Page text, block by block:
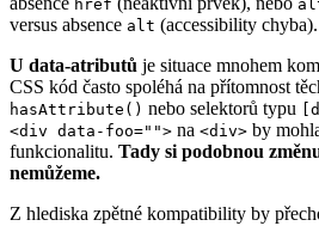
href
versus absence alt (accessibility chyba).
U data-atributů je situace mnohem
CSS kód často spoléhá na přítomnost
hasAttribute() nebo selektorů typu
<div data-foo=""> na <div> by
funkcionalitu. Tady si podobnou
nemůžeme.
Z hlediska zpětné kompatibility by